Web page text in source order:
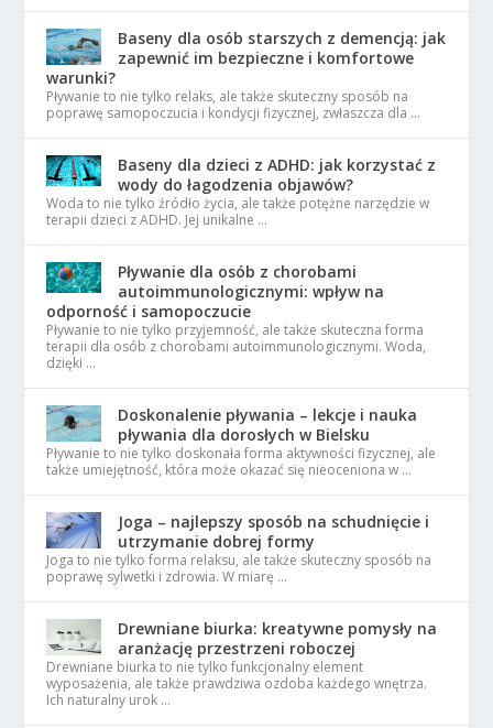
Baseny dla osób starszych z demencją: jak
zapewnić im bezpieczne i komfortowe
warunki?
Pływanie to nie tylko relaks, ale także skuteczny sposób na
poprawę samopoczucia i kondycji fizycznej, zwłaszcza dla …
Baseny dla dzieci z ADHD: jak korzystać z
wody do łagodzenia objawów?
Woda to nie tylko źródło życia, ale także potężne narzędzie w
terapii dzieci z ADHD. Jej unikalne …
Pływanie dla osób z chorobami
autoimmunologicznymi: wpływ na
odporność i samopoczucie
Pływanie to nie tylko przyjemność, ale także skuteczna forma
terapii dla osób z chorobami autoimmunologicznymi. Woda,
dzięki …
Doskonalenie pływania – lekcje i nauka
pływania dla dorosłych w Bielsku
Pływanie to nie tylko doskonała forma aktywności fizycznej, ale
także umiejętność, która może okazać się nieoceniona w …
Joga – najlepszy sposób na schudnięcie i
utrzymanie dobrej formy
Joga to nie tylko forma relaksu, ale także skuteczny sposób na
poprawę sylwetki i zdrowia. W miarę …
Drewniane biurka: kreatywne pomysły na
aranżację przestrzeni roboczej
Drewniane biurka to nie tylko funkcjonalny element
wyposażenia, ale także prawdziwa ozdoba każdego wnętrza.
Ich naturalny urok …